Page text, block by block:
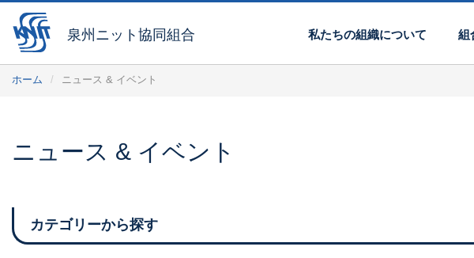
泉州ニット協同組合 私たちの組織について 組
ホーム ニュース & イベント
ニュース & イベント
カテゴリーから探す